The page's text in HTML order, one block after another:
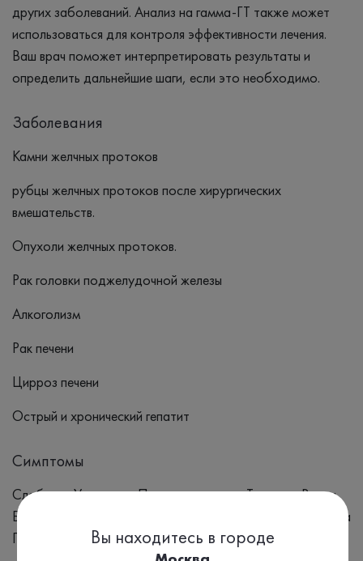
других заболеваний. Анализ на гамма-ГТ также может
использоваться для контроля эффективности лечения.
Ваш врач поможет интерпретировать результаты и
определить дальнейшие шаги, если это необходимо.
Заболевания
Камни желчных протоков
рубцы желчных протоков после хирургических
вмешательств.
Опухоли желчных протоков.
Рак головки поджелудочной железы
Алкоголизм
Рак печени
Цирроз печени
Острый и хронический гепатит
Симптомы
Слабость Усталость Потерю аппетита Тошнота Рвота
Боли в животе (особенно в правом подреберье) Желтуха
Потемнение мочи или осветление кала Кожный зуд.
Вы находитесь в городе